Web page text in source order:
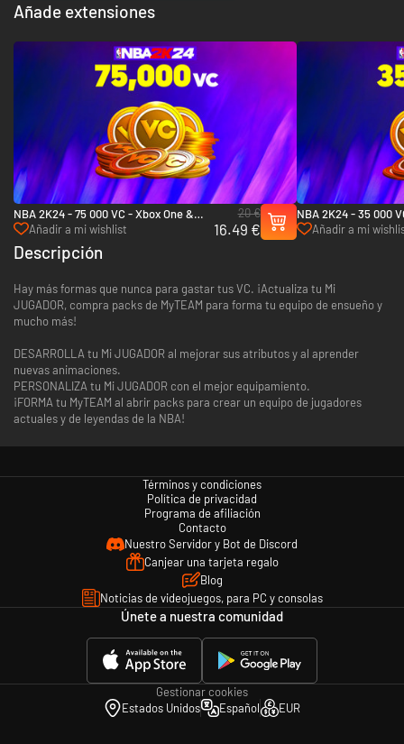
Añade extensiones
NBA 2K24 - 75 000 VC - Xbox One &
Xbox Series X|S
Añadir a mi wishlist
20 €
16.49 €
NBA 2K24 - 35 000
Xbox Series X|S
Añadir a mi
Descripción
Hay más formas que nunca para gastar tus VC. ¡Actualiza tu Mi
JUGADOR, compra packs de MyTEAM para forma tu equipo de ensueño y
mucho más!
DESARROLLA tu Mi JUGADOR al mejorar sus atributos y al aprender
nuevas animaciones.
PERSONALIZA tu Mi JUGADOR con el mejor equipamiento.
¡FORMA tu MyTEAM al abrir packs para crear un equipo de jugadores
actuales y de leyendas de la NBA!
Términos y condiciones
Política de privacidad
Programa de afiliación
Contacto
Nuestro Servidor y Bot de Discord
Canjear una tarjeta regalo
Blog
Noticias de videojuegos, para PC y consolas
Únete a nuestra comunidad
Gestionar cookies
Estados Unidos
Español EUR